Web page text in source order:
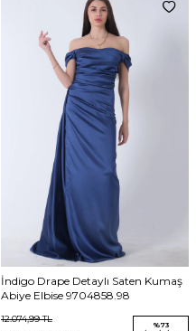
İndigo Drape Detaylı Saten Kumaş
Abiye Elbise 9704858.98
12.074,99TL %73